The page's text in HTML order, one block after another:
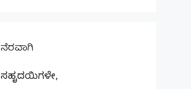
ನೆರವಾಗಿ
ಸಹೃದಯಿಗಳೇ,